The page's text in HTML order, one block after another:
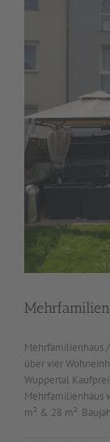
Mehrfamilienhaus
über vier
Wuppertal
Mehrfamilienhaus
m² & 28 m².